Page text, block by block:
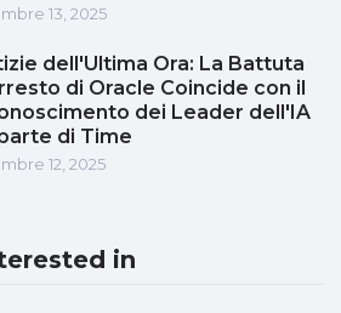
13, 2025
dell'Ultima Ora: La Battuta
di Oracle Coincide con il
dei Leader dell'IA
di Time
12, 2025
in